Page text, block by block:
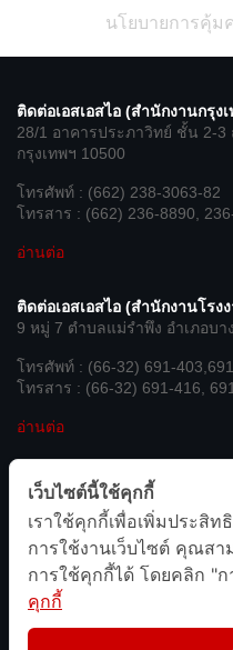
นโยบายการคุ้ม
ติดต่อเอสเอสไอ (สำนักงานกรุง
28/1 อาคารประภาวิทย์ ชั้น 2-
กรุงเทพฯ 10500
โทรศัพท์ : (662) 238-3063-82
โทรสาร : (662) 236-8890,
อ่านต่อ
ติดต่อเอสเอสไอ (สำนักงานโรง
9 หมู่ 7 ตำบลแม่รำพึง อำเภอบ
โทรศัพท์ : (66-32) 691-
โทรสาร : (66-32) 691-416,
อ่านต่อ
เชื่อมต่อกับเรา
We’re on Social Networks.
เว็บไซต์นี้ใช้คุกกี้
เราใช้คุกกี้เพื่อเพิ่มประสิ
การใช้งานเว็บไซต์ คุณสา
การใช้คุกกี้ได้ โดยคลิก "
คุกกี้